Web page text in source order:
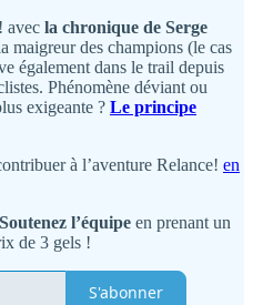
avec la chronique de Serge
maigreur des champions (le cas
également dans le trail depuis
Phénomène déviant ou
exigeante ? Le principe
à l’aventure Relance! en
Soutenez l’équipe en prenant un
de 3 gels !
S'abonner